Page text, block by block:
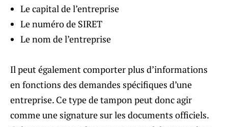
Le capital de l’entreprise
Le numéro de SIRET
Le nom de l’entreprise
Il peut également comporter plus d’informations
en fonctions des demandes spécifiques d’une
entreprise. Ce type de tampon peut donc agir
comme une signature sur les documents officiels.